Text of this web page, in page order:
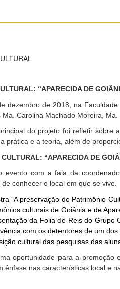
“APARECIDA DE
dezembro de 2018, na
Ma. Carolina Machado Moreira,
do projeto foi refletir sobre
prática e a teoria, além de
“APARECIDA DE
evento com a fala da
conhecer o local em que se vive.
“A preservação do Patrimônio
culturais de Goiânia e de
da Folia de Reis do Grupo
com os detentores de um
cultural das pesquisas das
oportunidade para a promoção
ênfase nas características local e